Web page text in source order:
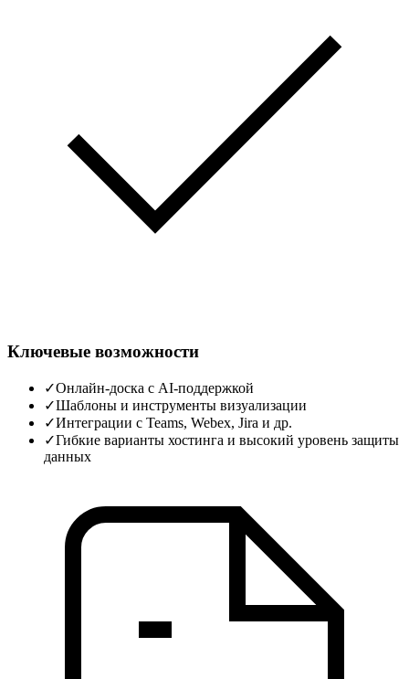
Ключевые возможности
✓Онлайн‑доска с AI‑поддержкой
✓Шаблоны и инструменты визуализации
✓Интеграции с Teams, Webex, Jira и др.
✓Гибкие варианты хостинга и высокий уровень защиты
данных